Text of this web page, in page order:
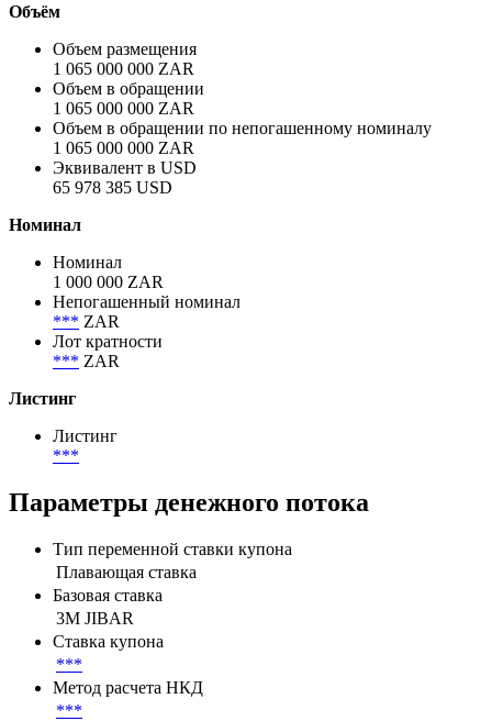
Объём
Объем размещения
1 065 000 000 ZAR
Объем в обращении
1 065 000 000 ZAR
Объем в обращении по непогашенному номиналу
1 065 000 000 ZAR
Эквивалент в USD
65 978 385 USD
Номинал
Номинал
1 000 000 ZAR
Непогашенный номинал
*** ZAR
Лот кратности
*** ZAR
Листинг
Листинг
***
Параметры денежного потока
Тип переменной ставки купона
Плавающая ставка
Базовая ставка
3M JIBAR
Ставка купона
***
Метод расчета НКД
***